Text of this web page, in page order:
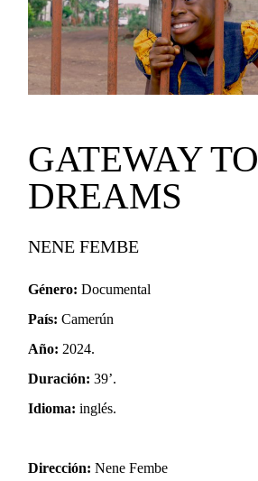
GATEWAY TO
DREAMS
NENE FEMBE
Género: Documental
País: Camerún
Año: 2024.
Duración: 39’.
Idioma: inglés.
Dirección: Nene Fembe